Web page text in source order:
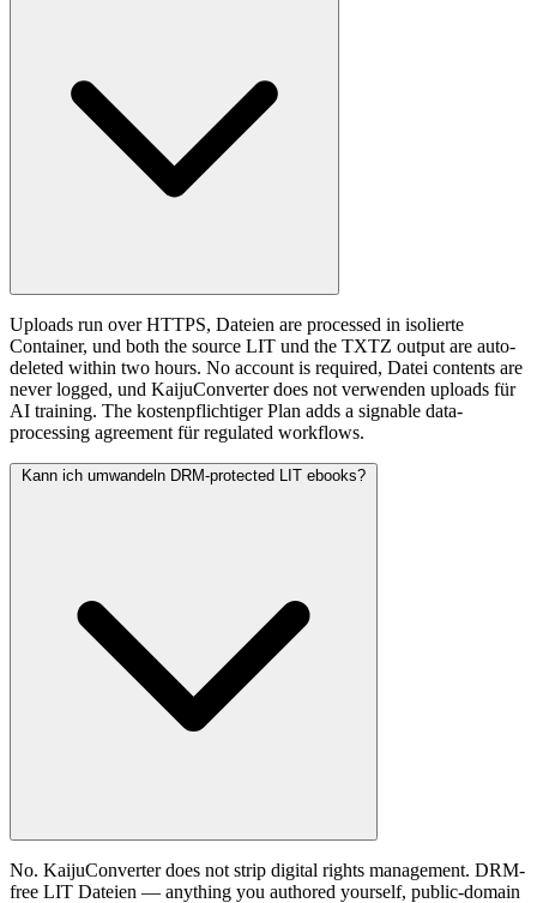
Uploads run over HTTPS, Dateien are processed in isolierte
Container, und both the source LIT und the TXTZ output are auto-
deleted within two hours. No account is required, Datei contents are
never logged, und KaijuConverter does not verwenden uploads für
AI training. The kostenpflichtiger Plan adds a signable data-
processing agreement für regulated workflows.
Kann ich umwandeln DRM-protected LIT ebooks?
No. KaijuConverter does not strip digital rights management. DRM-
free LIT Dateien — anything you authored yourself, public-domain